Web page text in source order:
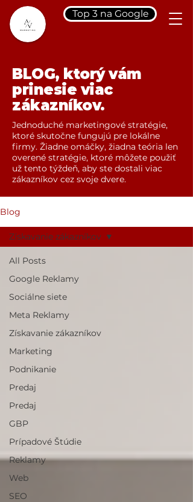
Top 3 na Google
BLOG, ktorý vám
prinesie viac
zákazníkov.
Jednoduché marketingové stratégie,
ktoré skutočne fungujú pre lokálne
firmy. Žiadne omáčky, žiadna teória len
overené stratégie, ktoré môžete použiť
už tento týždeň, aby ste dostali viac
zákazníkov cez svoje dvere.
Blog
All Posts
Google Reklamy
Sociálne siete
Meta Reklamy
Získavanie zákazníkov
Marketing
Podnikanie
Predaj
Predaj
GBP
Prípadové Štúdie
Reklamy
Web
SEO
Získavanie zákazníkov